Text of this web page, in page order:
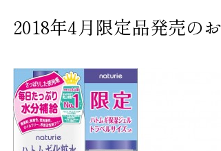
2018年4月限定品発売の